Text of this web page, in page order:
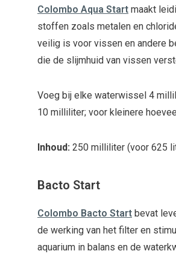
Colombo Aqua Start maakt
stoffen zoals metalen en
veilig is voor vissen en andere
die de slijmhuid van vissen
Voeg bij elke waterwissel 4
10 milliliter; voor kleinere
Inhoud: 250 milliliter (voor 625
Bacto Start
Colombo Bacto Start bevat
de werking van het filter en
aquarium in balans en de